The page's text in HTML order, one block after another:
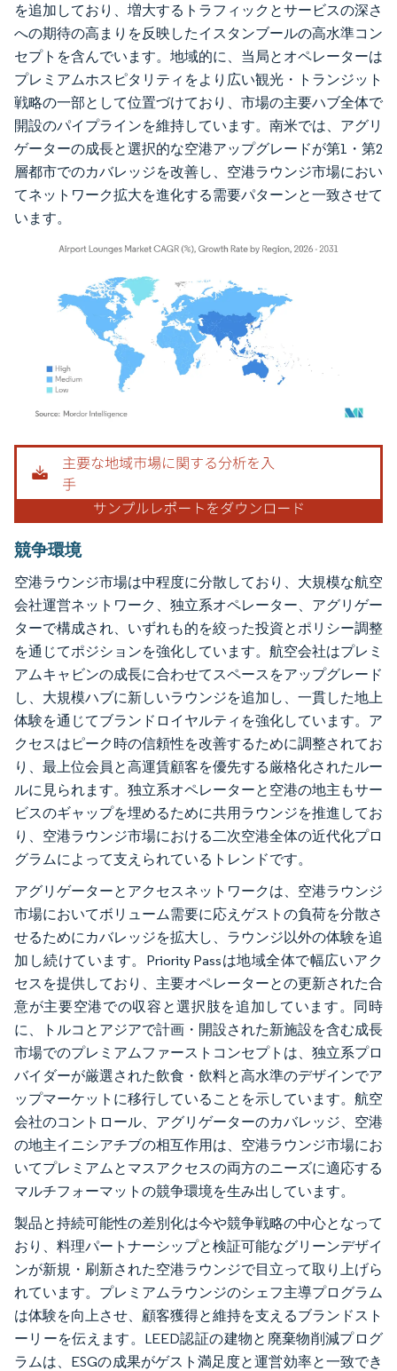
を追加しており、増大するトラフィックとサービスの深さ
への期待の高まりを反映したイスタンブールの高水準コン
セプトを含んでいます。地域的に、当局とオペレーターは
プレミアムホスピタリティをより広い観光・トランジット
戦略の一部として位置づけており、市場の主要ハブ全体で
開設のパイプラインを維持しています。南米では、アグリ
ゲーターの成長と選択的な空港アップグレードが第1・第2
層都市でのカバレッジを改善し、空港ラウンジ市場におい
てネットワーク拡大を進化する需要パターンと一致させて
います。
画像 © Mordor Intelligence。再利用にはCC BY 4.0の表示が必要です。
競争環境
空港ラウンジ市場は中程度に分散しており、大規模な航空
会社運営ネットワーク、独立系オペレーター、アグリゲー
ターで構成され、いずれも的を絞った投資とポリシー調整
を通じてポジションを強化しています。航空会社はプレミ
アムキャビンの成長に合わせてスペースをアップグレード
し、大規模ハブに新しいラウンジを追加し、一貫した地上
体験を通じてブランドロイヤルティを強化しています。ア
クセスはピーク時の信頼性を改善するために調整されてお
り、最上位会員と高運賃顧客を優先する厳格化されたルー
ルに見られます。独立系オペレーターと空港の地主もサー
ビスのギャップを埋めるために共用ラウンジを推進してお
り、空港ラウンジ市場における二次空港全体の近代化プロ
グラムによって支えられているトレンドです。
アグリゲーターとアクセスネットワークは、空港ラウンジ
市場においてボリューム需要に応えゲストの負荷を分散さ
せるためにカバレッジを拡大し、ラウンジ以外の体験を追
加し続けています。Priority Passは地域全体で幅広いアク
セスを提供しており、主要オペレーターとの更新された合
意が主要空港での収容と選択肢を追加しています。同時
に、トルコとアジアで計画・開設された新施設を含む成長
市場でのプレミアムファーストコンセプトは、独立系プロ
バイダーが厳選された飲食・飲料と高水準のデザインでア
ップマーケットに移行していることを示しています。航空
会社のコントロール、アグリゲーターのカバレッジ、空港
の地主イニシアチブの相互作用は、空港ラウンジ市場にお
いてプレミアムとマスアクセスの両方のニーズに適応する
マルチフォーマットの競争環境を生み出しています。
製品と持続可能性の差別化は今や競争戦略の中心となって
おり、料理パートナーシップと検証可能なグリーンデザイ
ンが新規・刷新された空港ラウンジで目立って取り上げら
れています。プレミアムラウンジのシェフ主導プログラム
は体験を向上させ、顧客獲得と維持を支えるブランドスト
ーリーを伝えます。LEED認証の建物と廃棄物削減プログ
ラムは、ESGの成果がゲスト満足度と運営効率と一致でき